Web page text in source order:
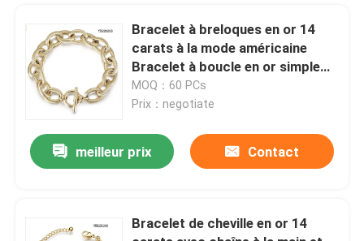
Bracelet à breloques en or 14
carats à la mode américaine
Bracelet à boucle en or simple
de style INS
MOQ：60 PCs
Prix：negotiate
meilleur prix Contact
Bracelet de cheville en or 14